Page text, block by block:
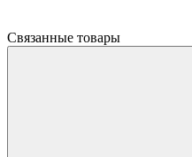
Связанные товары